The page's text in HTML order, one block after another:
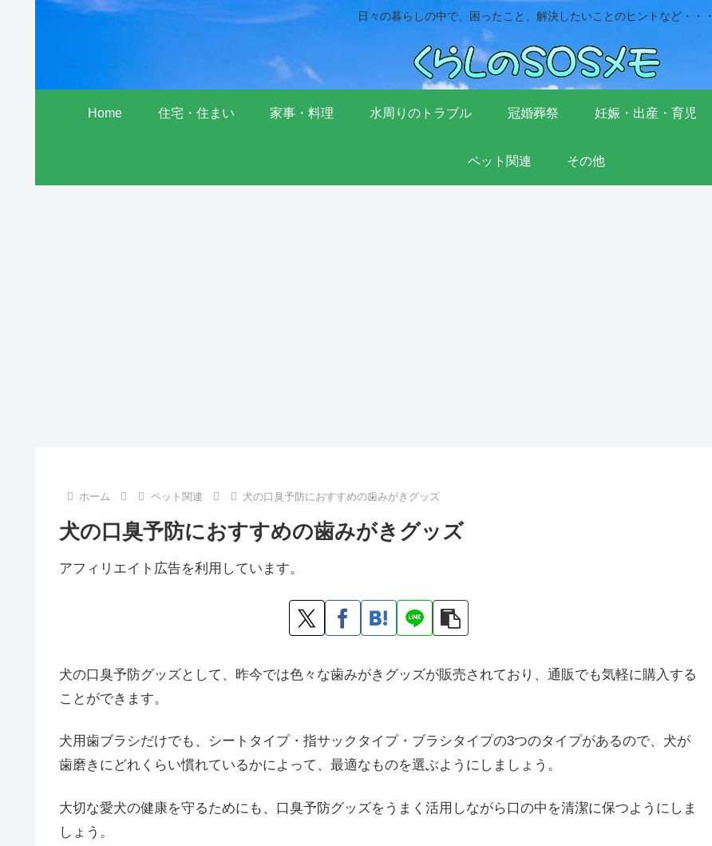
日々の暮らしの中で、困ったこと、解決したいことのヒントなど・・・
Home 住宅・住まい 家事・料理 水周りのトラブル 冠婚葬祭 妊娠・出産・育児
ペット関連 その他
ホーム ペット関連 犬の口臭予防におすすめの歯みがきグッズ
犬の口臭予防におすすめの歯みがきグッズ
アフィリエイト広告を利用しています。
犬の口臭予防グッズとして、昨今では色々な歯みがきグッズが販売されており、通販でも気軽に購入する
ことができます。
犬用歯ブラシだけでも、シートタイプ・指サックタイプ・ブラシタイプの3つのタイプがあるので、犬が
歯磨きにどれくらい慣れているかによって、最適なものを選ぶようにしましょう。
大切な愛犬の健康を守るためにも、口臭予防グッズをうまく活用しながら口の中を清潔に保つようにしま
しょう。